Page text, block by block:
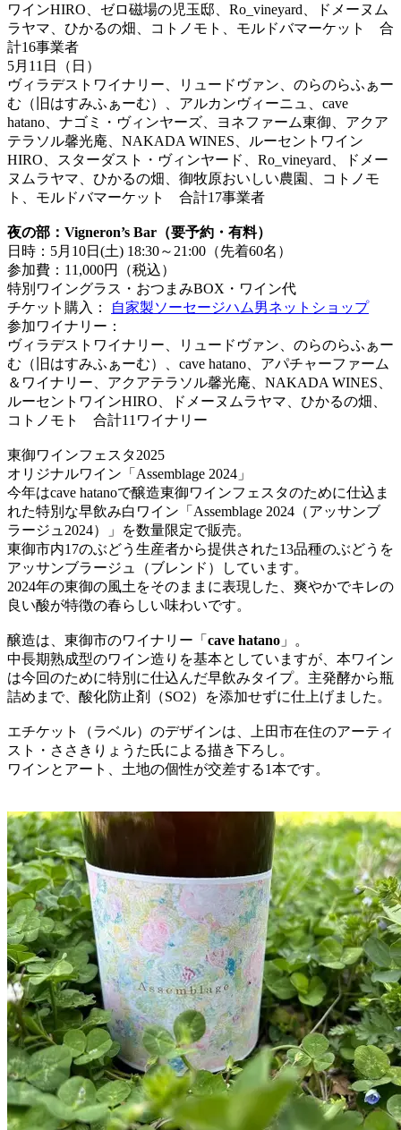
ワインHIRO、ゼロ磁場の児玉邸、Ro_vineyard、ドメーヌム
ラヤマ、ひかるの畑、コトノモト、モルドバマーケット 合
計16事業者
5月11日（日）
ヴィラデストワイナリー、リュードヴァン、のらのらふぁー
む（旧はすみふぁーむ）、アルカンヴィーニュ、cave
hatano、ナゴミ・ヴィンヤーズ、ヨネファーム東御、アクア
テラソル馨光庵、NAKADA WINES、ルーセントワイン
HIRO、スターダスト・ヴィンヤード、Ro_vineyard、ドメー
ヌムラヤマ、ひかるの畑、御牧原おいしい農園、コトノモ
ト、モルドバマーケット 合計17事業者
夜の部：Vigneron’s Bar（要予約・有料）
日時：5月10日(土) 18:30～21:00（先着60名）
参加費：11,000円（税込）
特別ワイングラス・おつまみBOX・ワイン代
チケット購入：
自家製ソーセージハム男ネットショップ
参加ワイナリー：
ヴィラデストワイナリー、リュードヴァン、のらのらふぁー
む（旧はすみふぁーむ）、cave hatano、アパチャーファーム
＆ワイナリー、アクアテラソル馨光庵、NAKADA WINES、
ルーセントワインHIRO、ドメーヌムラヤマ、ひかるの畑、
コトノモト 合計11ワイナリー
東御ワインフェスタ2025
オリジナルワイン「Assemblage 2024」
今年はcave hatanoで醸造東御ワインフェスタのために仕込ま
れた特別な早飲み白ワイン「Assemblage 2024（アッサンブ
ラージュ2024）」を数量限定で販売。
東御市内17のぶどう生産者から提供された13品種のぶどうを
アッサンブラージュ（ブレンド）しています。
2024年の東御の風土をそのままに表現した、爽やかでキレの
良い酸が特徴の春らしい味わいです。
醸造は、東御市のワイナリー「 cave hatano 」。
中長期熟成型のワイン造りを基本としていますが、本ワイン
は今回のために特別に仕込んだ早飲みタイプ。主発酵から瓶
詰めまで、酸化防止剤（SO2）を添加せずに仕上げました。
エチケット（ラベル）のデザインは、上田市在住のアーティ
スト・ささきりょうた氏による描き下ろし。
ワインとアート、土地の個性が交差する1本です。